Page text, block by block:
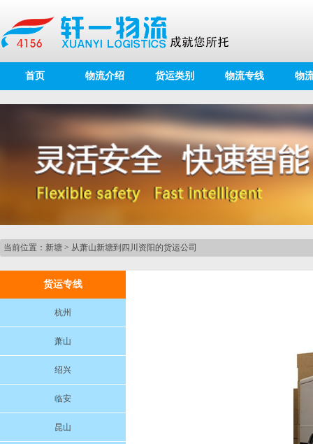
首页 物流介绍 货运类别 物流专线 物
当前位置： 新塘 > 从萧山新塘到四川资阳的货运公司
货运专线
杭州
萧山
绍兴
临安
昆山